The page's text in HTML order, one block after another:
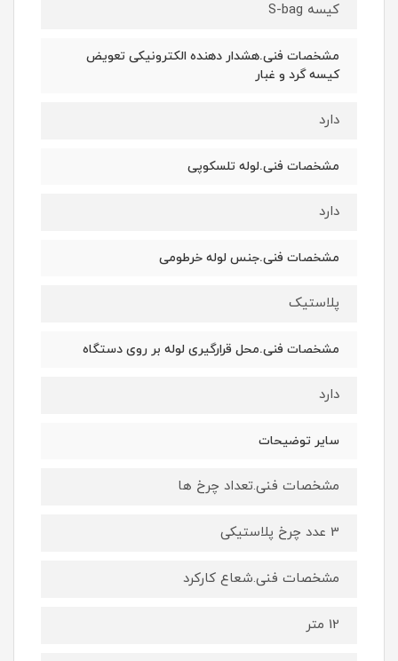
کیسه S-bag
مشخصات فنی.هشدار دهنده الکترونیکی تعویض
کیسه گرد و غبار
دارد
مشخصات فنی.لوله تلسکوپی
دارد
مشخصات فنی.جنس لوله خرطومی
پلاستیک
مشخصات فنی.محل قرارگیری لوله بر روی دستگاه
دارد
سایر توضیحات
مشخصات فنی.تعداد چرخ ها
3 عدد چرخ پلاستیکی
مشخصات فنی.شعاع کارکرد
12 متر